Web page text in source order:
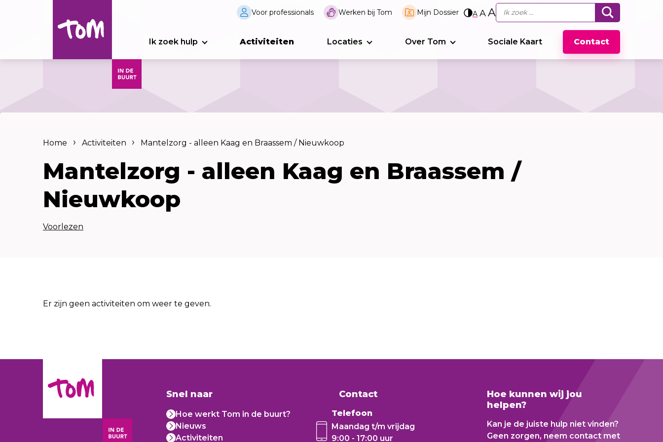
Voor professionals Werken bij Tom Mijn Dossier A AA
Ik zoek hulp Activiteiten Locaties Over Tom Sociale Kaart Contact
Home Activiteiten Mantelzorg - alleen Kaag en Braassem / Nieuwkoop
Mantelzorg - alleen Kaag en Braassem /
Nieuwkoop
Voorlezen
Er zijn geen activiteiten om weer te geven.
Snel naar
Hoe werkt Tom in de buurt?
Nieuws
Activiteiten
Contact
Telefoon
Maandag t/m vrijdag
9:00 - 17:00 uur
Hoe kunnen wij jou
helpen?
Kan je de juiste hulp niet vinden?
Geen zorgen, neem contact met